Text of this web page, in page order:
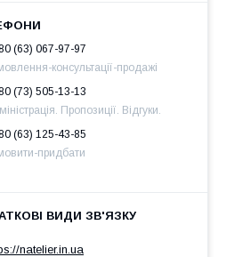
(63) 067-97-97
консультації-продажі
(73) 505-13-13
Пропозиції. Відгуки.
(63) 125-43-85
придбати
natelier.in.ua